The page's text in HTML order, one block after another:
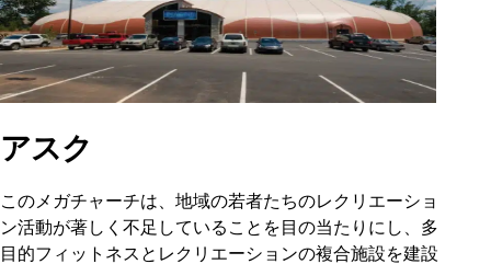
アスク
このメガチャーチは、地域の若者たちのレクリエーショ
ン活動が著しく不足していることを目の当たりにし、多
目的フィットネスとレクリエーションの複合施設を建設